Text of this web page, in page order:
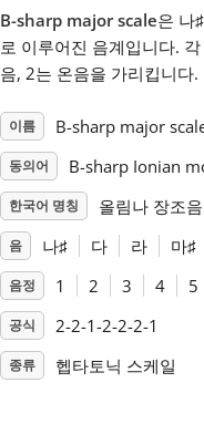
Dansk
Deutsch
English
Español
B-sharp major scale은 나♯
로 이루어진 음계입니다.
음, 2는 온음을 가리킵니다.
이름 B-sharp major
동의어 B-sharp Ionian
한국어 명칭 올림나 장조
음 나♯ 다 라 마♯
음정 1 2 3 4 5
공식 2-2-1-2-2-2-1
종류 헵타토닉 스케일